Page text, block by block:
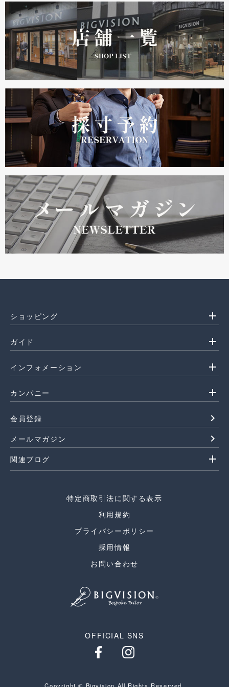
ショッピング add
ガイド add
インフォメーション add
カンパニー add
会員登録 navigate_next
メールマガジン navigate_next
関連ブログ add
特定商取引法に関する表示
利用規約
プライバシーポリシー
採用情報
お問い合わせ
OFFICIAL SNS